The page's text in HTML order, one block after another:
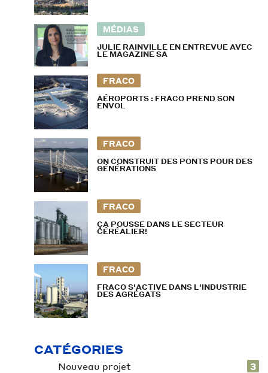
MÉDIAS
JULIE RAINVILLE EN ENTREVUE AVEC
LE MAGAZINE SA
FRACO
AÉROPORTS : FRACO PREND SON
ENVOL
FRACO
ON CONSTRUIT DES PONTS POUR DES
GÉNÉRATIONS
FRACO
ÇA POUSSE DANS LE SECTEUR
CÉRÉALIER!
FRACO
FRACO S'ACTIVE DANS L'INDUSTRIE
DES AGRÉGATS
CATÉGORIES
Nouveau projet
3